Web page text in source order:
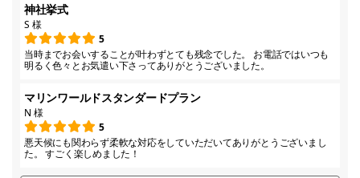
神社挙式
S 様
5
当時までお会いすることが叶わずとても残念でした。 お電話ではいつも
明るく色々とお気遣い下さってありがとうございました。
マリンワールドスタンダードプラン
N 様
5
悪天候にも関わらず柔軟な対応をしていただいてありがとうございまし
た。 すごく楽しめました！